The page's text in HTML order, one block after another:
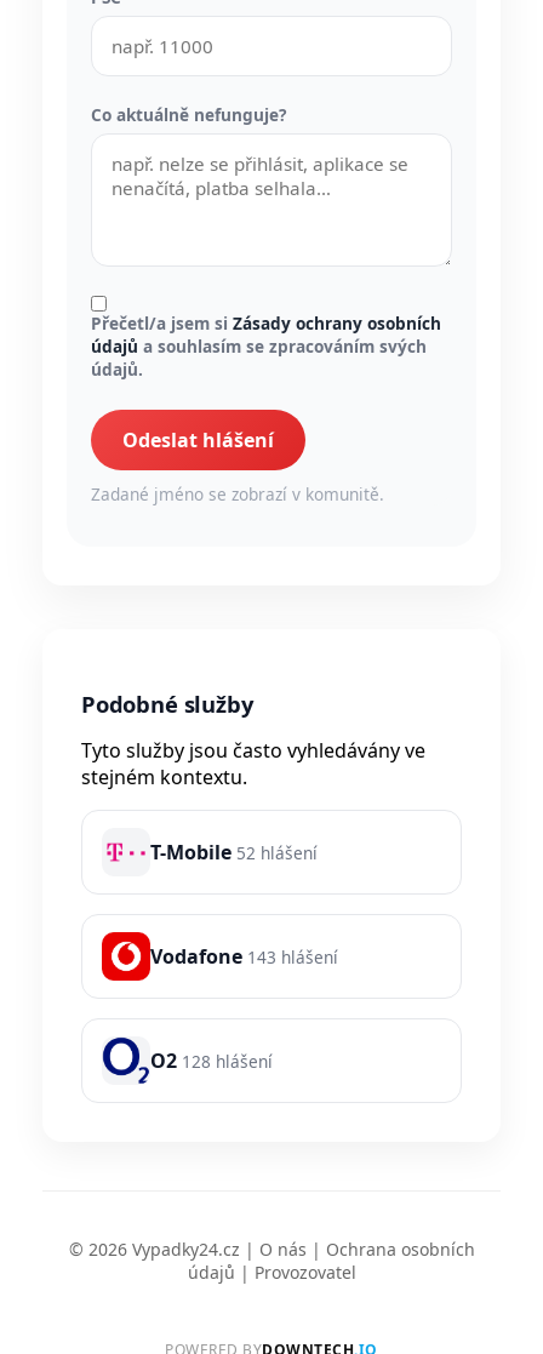
Co aktuálně nefunguje?
Přečetl/a jsem si Zásady ochrany osobních
údajů a souhlasím se zpracováním svých
údajů.
Odeslat hlášení
Zadané jméno se zobrazí v komunitě.
Podobné služby
Tyto služby jsou často vyhledávány ve
stejném kontextu.
T-Mobile 52 hlášení
Vodafone 143 hlášení
O2 128 hlášení
© 2026 Vypadky24.cz | O nás | Ochrana osobních
údajů | Provozovatel
POWERED BYDOWNTECH.IO